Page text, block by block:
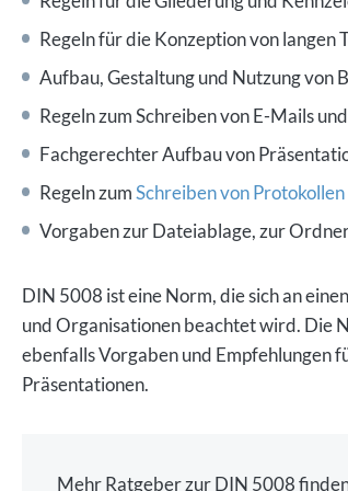
Regeln für die Konzeption von langen
Aufbau, Gestaltung und Nutzung
Regeln zum Schreiben von E-Mails
Fachgerechter Aufbau von
Regeln zumSchreiben von Protokollen
Vorgaben zur Dateiablage, zur
DIN 5008 ist eine Norm, die sich an
und Organisationen beachtet wird. Die
ebenfalls Vorgaben und Empfehlungen
Präsentationen.
Mehr Ratgeber zur DIN 5008